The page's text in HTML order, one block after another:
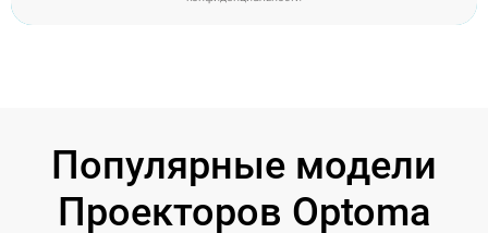
Популярные модели
Проекторов Optoma